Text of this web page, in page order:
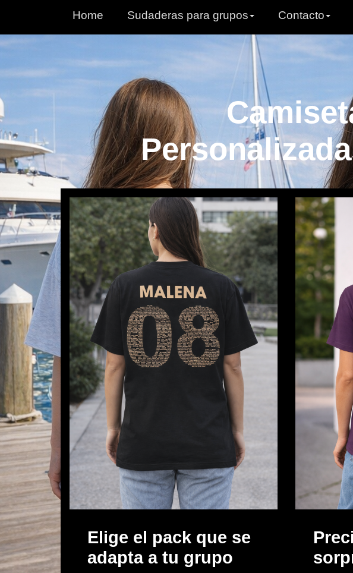
Home Sudaderas para grupos Contacto
Elige el pack que se
adapta a tu grupo